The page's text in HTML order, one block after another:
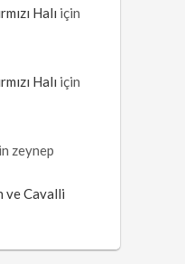
Halı için
Halı için
zeynep
ve Cavalli